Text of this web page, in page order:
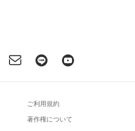
ご利用規約
著作権について